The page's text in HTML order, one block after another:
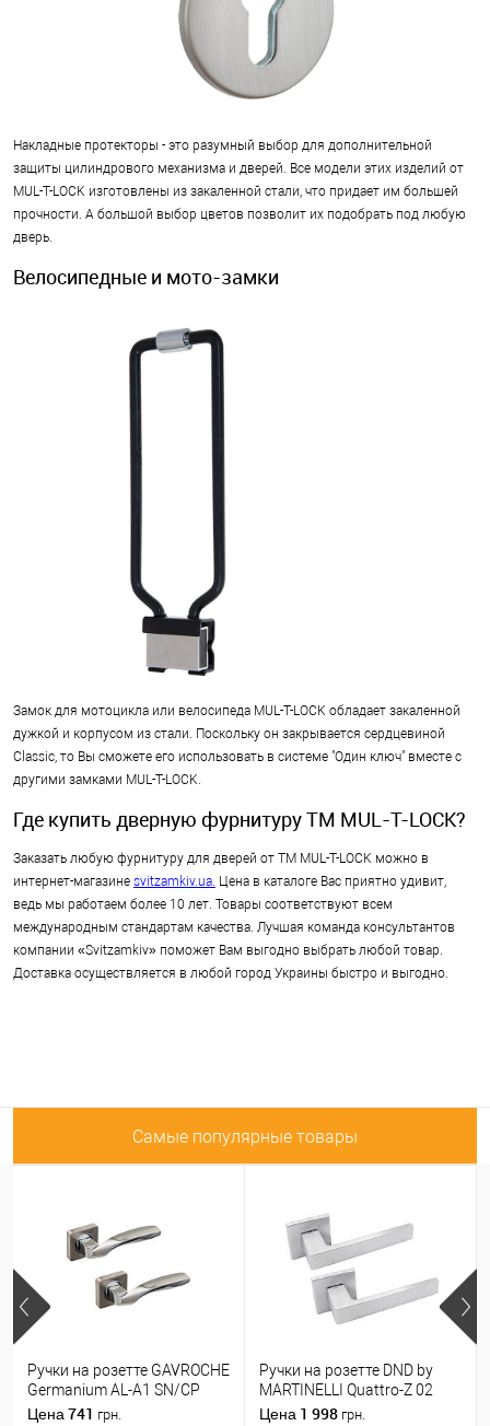
Накладные протекторы - это разумный выбор для дополнительной
защиты цилиндрового механизма и дверей. Все модели этих изделий от
MUL-T-LOCK изготовлены из закаленной стали, что придает им большей
прочности. А большой выбор цветов позволит их подобрать под любую
дверь.
Велосипедные и мото-замки
Замок для мотоцикла или велосипеда MUL-T-LOCK обладает закаленной
дужкой и корпусом из стали. Поскольку он закрывается сердцевиной
Classic, то Вы сможете его использовать в системе "Один ключ" вместе с
другими замками MUL-T-LOCK.
Где купить дверную фурнитуру ТМ MUL-T-LOCK?
Заказать любую фурнитуру для дверей от ТМ MUL-T-LOCK можно в
интернет-магазине svitzamkiv.ua. Цена в каталоге Вас приятно удивит,
ведь мы работаем более 10 лет. Товары соответствуют всем
международным стандартам качества. Лучшая команда консультантов
компании «Svitzamkiv» поможет Вам выгодно выбрать любой товар.
Доставка осуществляется в любой город Украины быстро и выгодно.
Самые популярные товары
Ручки на розетте GAVROCHE
Germanium AL-A1 SN/CP
никель/хром
Цена 741 грн.
Ручки на розетте DND by
MARTINELLI Quattro-Z 02
ZCS матовый хром
Цена 1 998 грн.